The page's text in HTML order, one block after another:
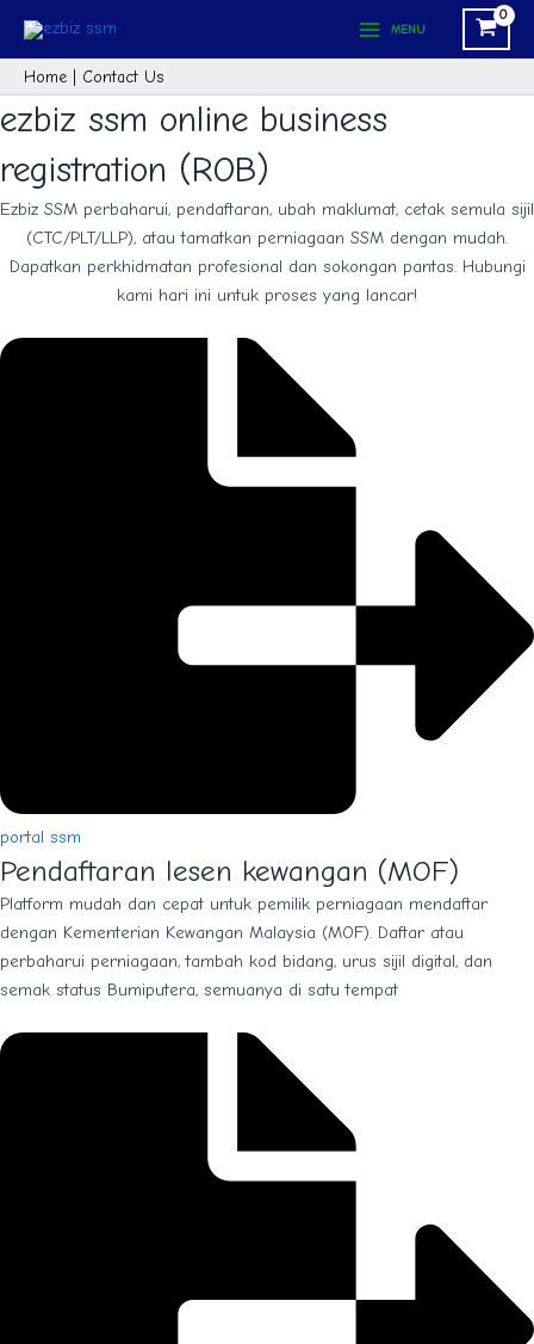
content
Main
MENU
Home | Contact Us
ezbiz ssm online business
registration (ROB)
Ezbiz SSM perbaharui, pendaftaran, ubah maklumat, cetak semula sijil
(CTC/PLT/LLP), atau tamatkan perniagaan SSM dengan mudah.
Dapatkan perkhidmatan profesional dan sokongan pantas. Hubungi
kami hari ini untuk proses yang lancar!
portal ssm
Pendaftaran lesen kewangan (MOF)
Platform mudah dan cepat untuk pemilik perniagaan mendaftar
dengan Kementerian Kewangan Malaysia (MOF). Daftar atau
perbaharui perniagaan, tambah kod bidang, urus sijil digital, dan
semak status Bumiputera, semuanya di satu tempat